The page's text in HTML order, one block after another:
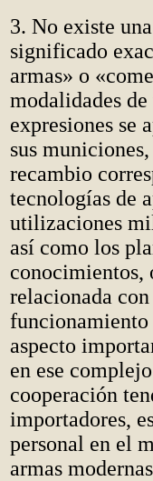
3. No existe
significado
armas» o
modalidades
expresiones se
sus
recambio
tecnologías de
utilizaciones
así como los
conocimientos,
relacionada
funcionamiento
aspecto
en ese
cooperación
importadores,
personal en el
armas